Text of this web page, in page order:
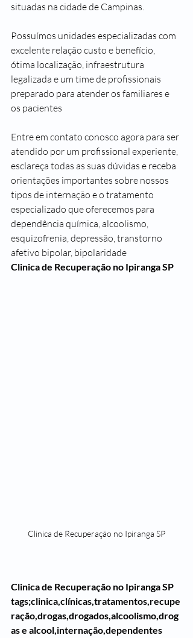
situadas na cidade de Campinas.
Possuímos unidades especializadas com
excelente relação custo e benefício,
ótima localização, infraestrutura
legalizada e um time de profissionais
preparado para atender os familiares e
os pacientes
Entre em contato conosco agora para ser
atendido por um profissional experiente,
esclareça todas as suas dúvidas e receba
orientações importantes sobre nossos
tipos de internação e o tratamento
especializado que oferecemos para
dependência química, alcoolismo,
esquizofrenia, depressão, transtorno
afetivo bipolar, bipolaridade
Clinica de Recuperação no Ipiranga SP
Clinica de Recuperação no Ipiranga SP
Clinica de Recuperação no Ipiranga SP
tags;clinica,clínicas,tratamentos,recupe
ração,drogas,drogados,alcoolismo,drog
as e alcool,internação,dependentes